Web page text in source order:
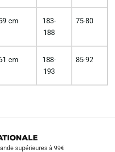
cm
183-
188
75-80
cm
188-
193
85-92
supérieures à 99€